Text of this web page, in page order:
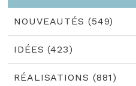
NOUVEAUTÉS (549)
IDÉES (423)
RÉALISATIONS (881)